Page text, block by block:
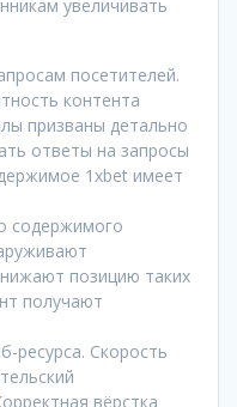
увеличивать
посетителей.
контента
призваны детально
ответы на запросы
1xbet имеет
содержимого
позицию таких
получают
ресурса. Скорость
вёрстка